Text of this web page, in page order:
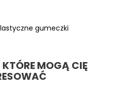
gumeczki
MOGĄ CIĘ